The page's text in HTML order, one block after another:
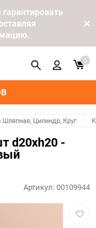
0
Шляпная, Цилиндр, Круг
d20хh20 -
Артикул:00109944